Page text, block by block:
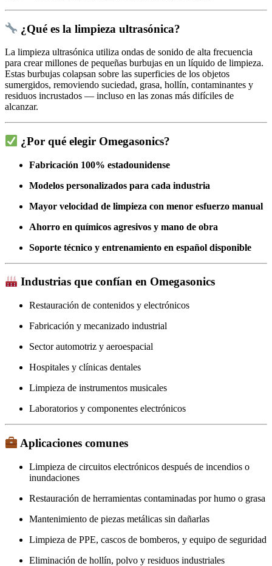
¿Qué es la limpieza ultrasónica?
La limpieza ultrasónica utiliza ondas de sonido de alta frecuencia
para crear millones de pequeñas burbujas en un líquido de limpieza.
Estas burbujas colapsan sobre las superficies de los objetos
sumergidos, removiendo suciedad, grasa, hollín, contaminantes y
residuos incrustados — incluso en las zonas más difíciles de
alcanzar.
¿Por qué elegir Omegasonics?
Fabricación 100% estadounidense
Modelos personalizados para cada industria
Mayor velocidad de limpieza con menor esfuerzo manual
Ahorro en químicos agresivos y mano de obra
Soporte técnico y entrenamiento en español disponible
Industrias que confían en Omegasonics
Restauración de contenidos y electrónicos
Fabricación y mecanizado industrial
Sector automotriz y aeroespacial
Hospitales y clínicas dentales
Limpieza de instrumentos musicales
Laboratorios y componentes electrónicos
Aplicaciones comunes
Limpieza de circuitos electrónicos después de incendios o
inundaciones
Restauración de herramientas contaminadas por humo o grasa
Mantenimiento de piezas metálicas sin dañarlas
Limpieza de PPE, cascos de bomberos, y equipo de seguridad
Eliminación de hollín, polvo y residuos industriales